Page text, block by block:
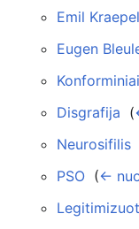
Emil
Eugen
Disgrafija (
Neurosifilis
PSO (←